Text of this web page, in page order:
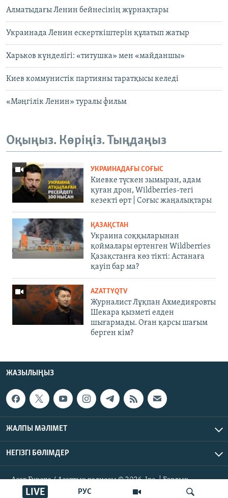
РУС
LIVE
Алматыдағы Ленин бейнесінің жұрнақтары
Украинада Ленин ескерткіштерін құлатып жатыр
Харьков күнделігі: «титушка» мен «майданшы»
Киев коммунистік партияны таратқысы келеді
«Мәңгілік Ленин» туралы фильм
Оқыңыз. Көріңіз. Тыңдаңыз
УКРАИНАДАҒЫ СОҒЫС
Киевке түскен зымыран, адам
қуған дрон, Wildberries-тегі
кезекті өрт | Соғыс жаңалықтары
ҚАЗАҚСТАН
Украина соққыларынан
қоймалары өртенген Wildberries
Қазақстанға көз тікті: Астанаға
қауіп бар ма?
AZATTYQTV
Журналист Лұқпан Ахмедияровты
Шекара қызметі елден
шығармады. Оған қарсы шағым
берген кім?
ЖАЗЫЛЫҢЫЗ
ЖАЛПЫ МӘЛІМЕТ
НЕГІЗГІ БӨЛІМДЕР
Азат Еуропа / Азаттық радиосы © 2026, Inc. | Барлық
құқықтары қорғалған